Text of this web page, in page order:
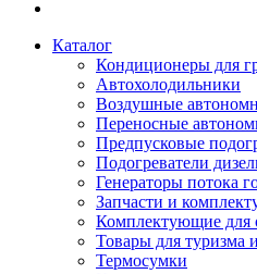
Каталог
Кондиционеры для
Автохолодильники
Воздушные
Переносные
Предпусковые
Подогреватели
Генераторы потока
Запчасти и
Комплектующие для
Товары для туризма
Термосумки